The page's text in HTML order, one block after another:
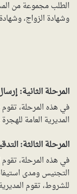
الطلب مجموعة من
وشهادة الزواج،
المرحلة الثانية:
في هذه المرحلة،
المديرية العامة
المرحلة الثالثة:
في هذه المرحلة،
التجنيس ومدى
للشروط، تقوم